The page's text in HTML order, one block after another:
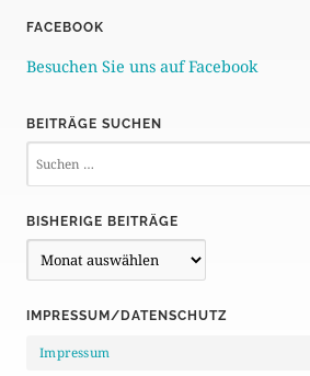
FACEBOOK
Besuchen Sie uns auf Facebook
BEITRÄGE SUCHEN
BISHERIGE BEITRÄGE
i
hIMPRESSUM/DATENSCHUTZ
Impressum